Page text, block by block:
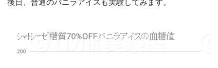
後日、普通のバニラアイスも実験してみます。